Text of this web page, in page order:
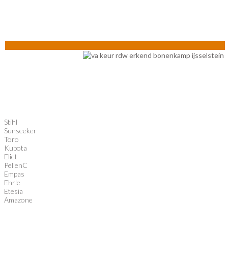
Stihl
Sunseeker
Toro
Kubota
Eliet
PellenC
Empas
Ehrle
Etesia
Amazone